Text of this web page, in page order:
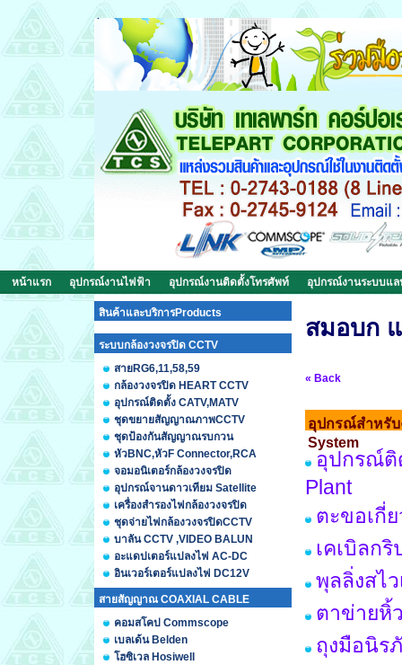
หน้าแรก อุปกรณ์งานไฟฟ้า อุปกรณ์งานติดตั้งโทรศัพท์ อุปกรณ์งานระบบแล
สินค้าและบริการProducts
ระบบกล้องวงจรปิด CCTV
สายRG6,11,58,59
กล้องวงจรปิด HEART CCTV
อุปกรณ์ติดตั้ง CATV,MATV
ชุดขยายสัญญาณภาพCCTV
ชุดป้องกันสัญญาณรบกวน
หัวBNC,หัวF Connector,RCA
จอมอนิเตอร์กล้องวงจรปิด
อุปกรณ์จานดาวเทียม Satellite
เครื่องสำรองไฟกล้องวงจรปิด
ชุดจ่ายไฟกล้องวงจรปิดCCTV
บาลัน CCTV ,VIDEO BALUN
อะแดปเตอร์แปลงไฟ AC-DC
อินเวอร์เตอร์แปลงไฟ DC12V
สายสัญญาณ COAXIAL CABLE
คอมสโคป Commscope
เบลเด้น Belden
โฮซิเวล Hosiwell
สมอบก
« Back
อุปกรณ์สำหรับ
System
อุปกรณ์ติ
Plant
ตะขอเกี่
เคเบิลก
พุลลิ่งสไว
ตาข่ายหิ้
ถุงมือนิร